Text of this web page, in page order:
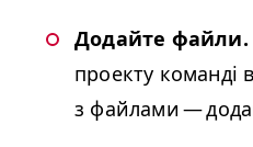
Додайте файли.
проекту команді
з файлами —